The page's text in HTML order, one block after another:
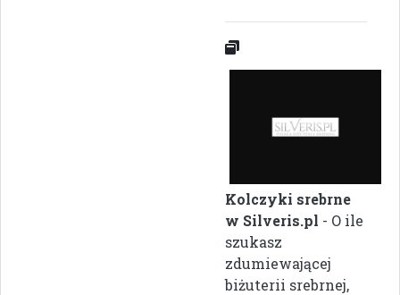
Kolczyki srebrne
w Silveris.pl - O ile
szukasz
zdumiewającej
biżuterii srebrnej,